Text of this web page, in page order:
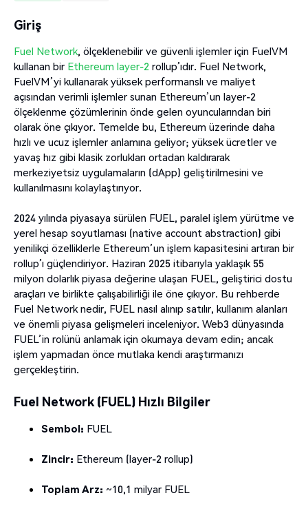
Giriş
Fuel Network, ölçeklenebilir ve güvenli işlemler için FuelVM
kullanan bir Ethereum layer-2 rollup’ıdır. Fuel Network,
FuelVM’yi kullanarak yüksek performanslı ve maliyet
açısından verimli işlemler sunan Ethereum’un layer-2
ölçeklenme çözümlerinin önde gelen oyuncularından biri
olarak öne çıkıyor. Temelde bu, Ethereum üzerinde daha
hızlı ve ucuz işlemler anlamına geliyor; yüksek ücretler ve
yavaş hız gibi klasik zorlukları ortadan kaldırarak
merkeziyetsiz uygulamaların (dApp) geliştirilmesini ve
kullanılmasını kolaylaştırıyor.
2024 yılında piyasaya sürülen FUEL, paralel işlem yürütme ve
yerel hesap soyutlaması (native account abstraction) gibi
yenilikçi özelliklerle Ethereum’un işlem kapasitesini artıran bir
rollup’ı güçlendiriyor. Haziran 2025 itibarıyla yaklaşık 55
milyon dolarlık piyasa değerine ulaşan FUEL, geliştirici dostu
araçları ve birlikte çalışabilirliği ile öne çıkıyor. Bu rehberde
Fuel Network nedir, FUEL nasıl alınıp satılır, kullanım alanları
ve önemli piyasa gelişmeleri inceleniyor. Web3 dünyasında
FUEL’in rolünü anlamak için okumaya devam edin; ancak
işlem yapmadan önce mutlaka kendi araştırmanızı
gerçekleştirin.
Fuel Network (FUEL) Hızlı Bilgiler
Sembol: FUEL
Zincir: Ethereum (layer-2 rollup)
Toplam Arz: ~10,1 milyar FUEL